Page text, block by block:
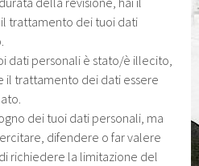
trattamento dei tuoi dati
dati personali è stato/è illecito,
il trattamento dei dati essere
dei tuoi dati personali, ma
difendere o far valere
richiedere la limitazione del